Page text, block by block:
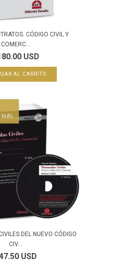
CÓDIGO CIVIL Y
COMERC...
USD
MÁS.
DEL NUEVO CÓDIGO
CIV...
USD